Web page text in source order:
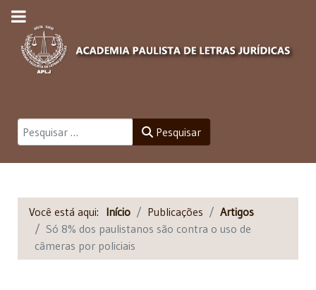
Pesquisar Pesquisar
Você está aqui: Início Publicações
Artigos
Só 8% dos paulistanos são contra o uso de
câmeras por policiais